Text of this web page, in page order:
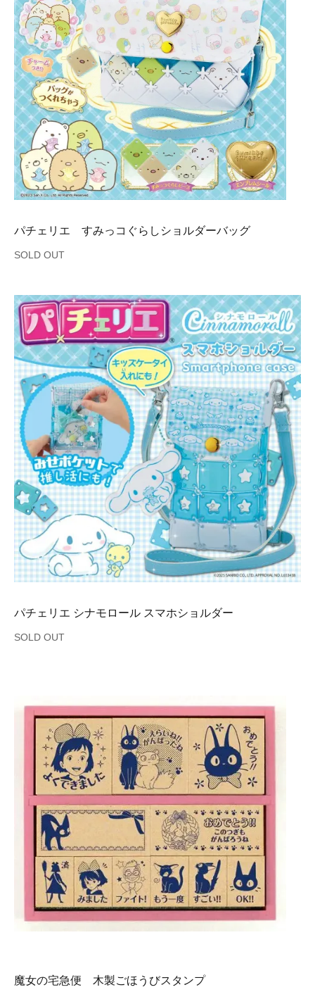
パチェリエ すみっコぐらしショルダーバッグ
SOLD OUT
パチェリエ シナモロール スマホショルダー
SOLD OUT
魔女の宅急便 木製ごほうびスタンプ